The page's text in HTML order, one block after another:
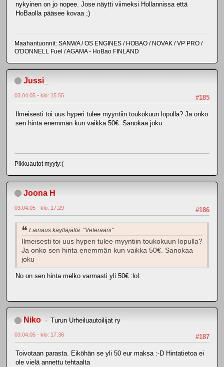
nykyinen on jo nopee. Jose näytti viimeksi Hollannissa että
HoBaolla pääsee kovaa ;)
Maahantuonnit: SANWA / OS ENGINES / HOBAO / NOVAK / VP PRO /
O'DONNELL Fuel / AGAMA - HoBao FINLAND
Jussi_
#185
03.04.05 - klo: 15.55
Ilmeisesti toi uus hyperi tulee myyntiin toukokuun lopulla? Ja onko
sen hinta enemmän kun vaikka 50€. Sanokaa joku
Pikkuautot myyty:(
Joona H
#186
03.04.05 - klo: 17.29
Lainaus käyttäjältä: "Veteraani"
Ilmeisesti toi uus hyperi tulee myyntiin toukokuun lopulla?
Ja onko sen hinta enemmän kun vaikka 50€. Sanokaa
joku
No on sen hinta melko varmasti yli 50€ :lol:
Niko Turun Urheiluautoilijat ry
#187
03.04.05 - klo: 17.36
Toivotaan parasta. Eiköhän se yli 50 eur maksa :-D Hintatietoa ei
ole vielä annettu tehtaalta